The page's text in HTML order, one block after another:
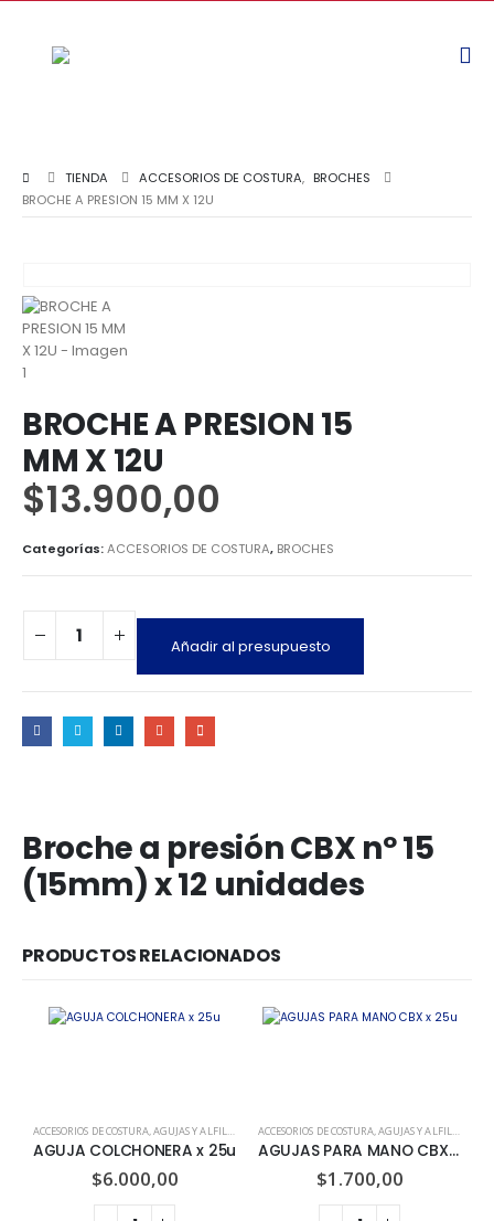
TIENDA ACCESORIOS DE COSTURA, BROCHES
BROCHE A PRESION 15 MM X 12U
BROCHE A PRESION 15
MM X 12U
$13.900,00
Categorías:ACCESORIOS DE COSTURA, BROCHES
Añadir al presupuesto
Broche a presión CBX nº 15
(15mm) x 12 unidades
PRODUCTOS RELACIONADOS
ACCESORIOS DE COSTURA,AGUJAS Y ALFILERES
AGUJA COLCHONERA x 25u
$6.000,00
ACCESORIOS DE COSTURA,AGUJAS Y ALFILERES
AGUJAS PARA MANO CBX x 25u
$1.700,00